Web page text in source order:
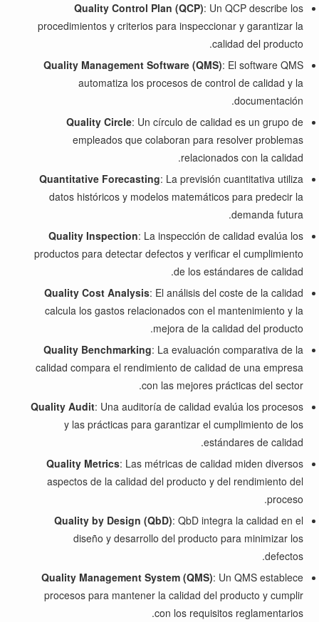
Quality Control Plan (QCP): Un QCP describe los
procedimientos y criterios para inspeccionar y garantizar la
calidad del producto.
Quality Management Software (QMS): El software QMS
automatiza los procesos de control de calidad y la
documentación.
Quality Circle: Un círculo de calidad es un grupo de
empleados que colaboran para resolver problemas
relacionados con la calidad.
Quantitative Forecasting: La previsión cuantitativa utiliza
datos históricos y modelos matemáticos para predecir la
demanda futura.
Quality Inspection: La inspección de calidad evalúa los
productos para detectar defectos y verificar el cumplimiento
de los estándares de calidad.
Quality Cost Analysis: El análisis del coste de la calidad
calcula los gastos relacionados con el mantenimiento y la
mejora de la calidad del producto.
Quality Benchmarking: La evaluación comparativa de la
calidad compara el rendimiento de calidad de una empresa
con las mejores prácticas del sector.
Quality Audit: Una auditoría de calidad evalúa los procesos
y las prácticas para garantizar el cumplimiento de los
estándares de calidad.
Quality Metrics: Las métricas de calidad miden diversos
aspectos de la calidad del producto y del rendimiento del
proceso.
Quality by Design (QbD): QbD integra la calidad en el
diseño y desarrollo del producto para minimizar los
defectos.
Quality Management System (QMS): Un QMS establece
procesos para mantener la calidad del producto y cumplir
con los requisitos reglamentarios.